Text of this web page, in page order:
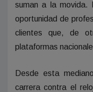
suman a la movida.
oportunidad de
clientes que, de
plataformas
Desde esta
carrera contra el